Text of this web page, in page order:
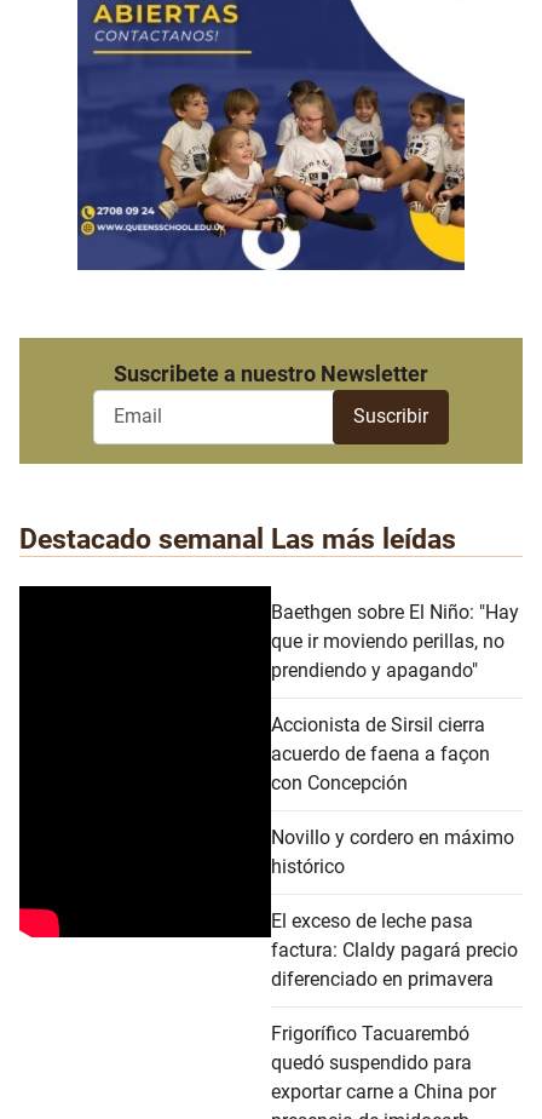
Suscribete a nuestro Newsletter
Destacado semanal Las más leídas
Baethgen sobre El Niño: "Hay
que ir moviendo perillas, no
prendiendo y apagando"
Accionista de Sirsil cierra
acuerdo de faena a façon
con Concepción
Novillo y cordero en máximo
histórico
El exceso de leche pasa
factura: Claldy pagará precio
diferenciado en primavera
Frigorífico Tacuarembó
quedó suspendido para
exportar carne a China por